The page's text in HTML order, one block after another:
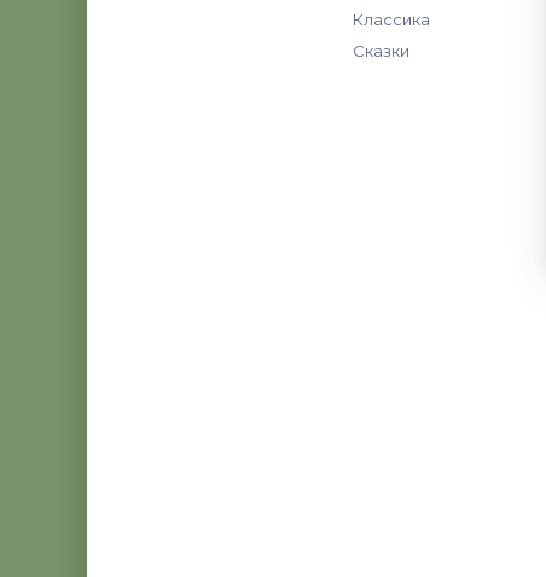
Классика
Сказки